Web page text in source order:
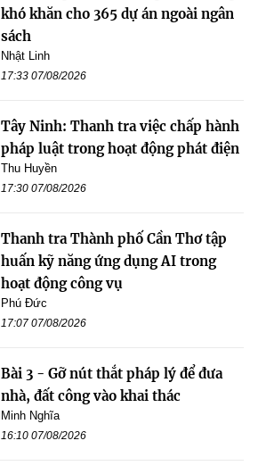
khó khăn cho 365 dự án ngoài ngân
sách
Nhật Linh
17:33 07/08/2026
Tây Ninh: Thanh tra việc chấp hành
pháp luật trong hoạt động phát điện
Thu Huyền
17:30 07/08/2026
Thanh tra Thành phố Cần Thơ tập
huấn kỹ năng ứng dụng AI trong
hoạt động công vụ
Phú Đức
17:07 07/08/2026
Bài 3 - Gỡ nút thắt pháp lý để đưa
nhà, đất công vào khai thác
Minh Nghĩa
16:10 07/08/2026